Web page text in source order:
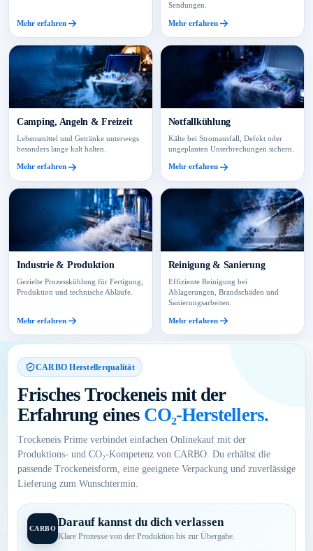
Mehr erfahren
Sendungen.
Mehr erfahren
Camping, Angeln & Freizeit
Lebensmittel und Getränke unterwegs
besonders lange kalt halten.
Mehr erfahren
Notfallkühlung
Kälte bei Stromausfall, Defekt oder
ungeplanten Unterbrechungen sichern.
Mehr erfahren
Industrie & Produktion
Gezielte Prozesskühlung für Fertigung,
Produktion und technische Abläufe.
Mehr erfahren
Reinigung & Sanierung
Effiziente Reinigung bei
Ablagerungen, Brandschäden und
Sanierungsarbeiten.
Mehr erfahren
CARBO Herstellerqualität
Frisches Trockeneis mit der
Erfahrung eines CO₂-Herstellers.
Trockeneis Prime verbindet einfachen Onlinekauf mit der
Produktions- und CO₂-Kompetenz von CARBO. Du erhältst die
passende Trockeneisform, eine geeignete Verpackung und zuverlässige
Lieferung zum Wunschtermin.
CARBO Darauf kannst du dich verlassen
Klare Prozesse von der Produktion bis zur Übergabe.